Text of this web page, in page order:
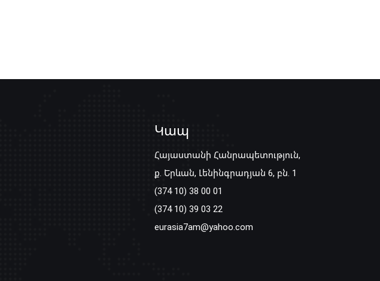
Կապ
Հայաստանի Հանրապետություն,
ք. Երևան, Լենինգրադյան 6, բն. 1
(374 10) 38 00 01
(374 10) 39 03 22
eurasia7am@yahoo.com